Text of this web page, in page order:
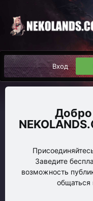
Вход
Заведите
возможность
общаться